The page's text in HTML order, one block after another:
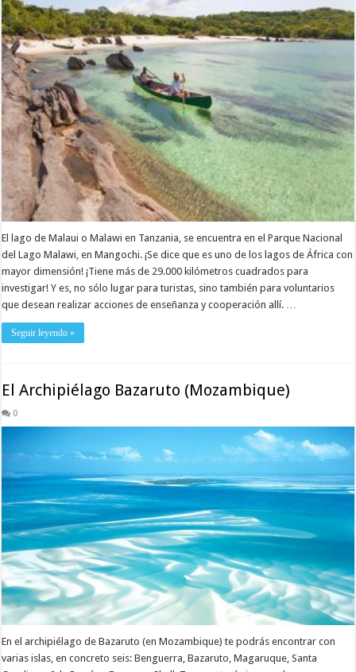
El lago de Malaui o Malawi en Tanzania, se encuentra en el Parque Nacional
del Lago Malawi, en Mangochi. ¡Se dice que es uno de los lagos de África con
mayor dimensión! ¡Tiene más de 29.000 kilómetros cuadrados para
investigar! Y es, no sólo lugar para turistas, sino también para voluntarios
que desean realizar acciones de enseñanza y cooperación allí. …
Seguir leyendo »
El Archipiélago Bazaruto (Mozambique)
0
En el archipiélago de Bazaruto (en Mozambique) te podrás encontrar con
varias islas, en concreto seis: Benguerra, Bazaruto, Magaruque, Santa